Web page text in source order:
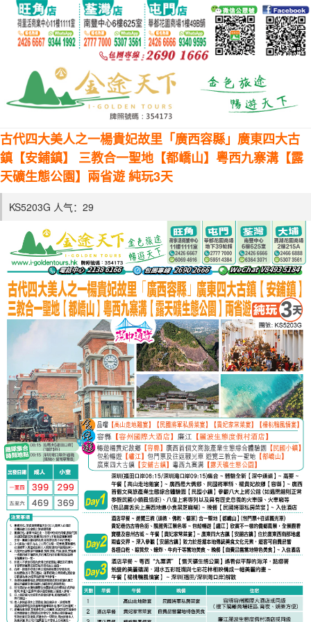
古代四大美人之一楊貴妃故里「廣西容縣」廣東四大古
鎮【安鋪鎮】 三教合一聖地【都嶠山】粵西九寨溝【露
天礦生態公園】兩省遊 純玩3天
KS5203G 人气： 29